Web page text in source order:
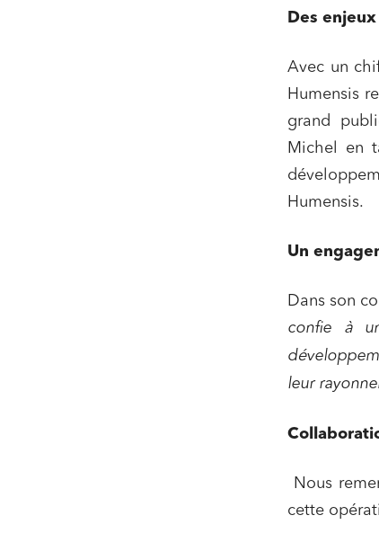
Des
Avec un
Humensis
grand
Michel en
Humensis.
Un
Dans son
confie à
leur
Nous
cette